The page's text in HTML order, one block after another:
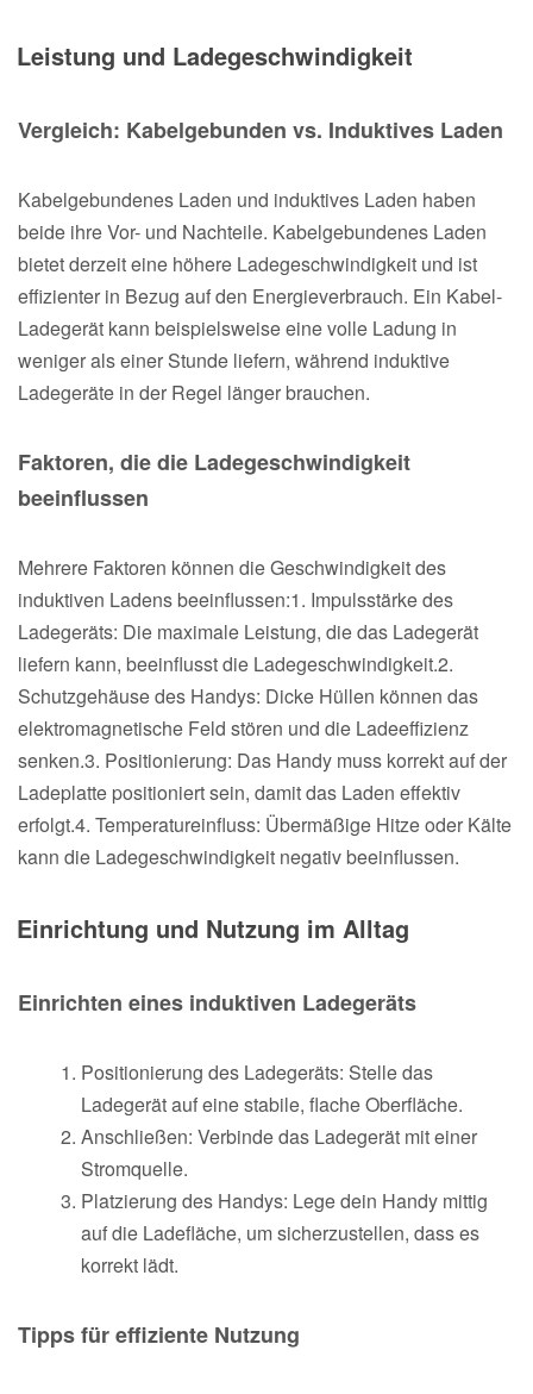
Leistung und Ladegeschwindigkeit
Vergleich: Kabelgebunden vs. Induktives Laden
Kabelgebundenes Laden und induktives Laden haben
beide ihre Vor- und Nachteile. Kabelgebundenes Laden
bietet derzeit eine höhere Ladegeschwindigkeit und ist
effizienter in Bezug auf den Energieverbrauch. Ein Kabel-
Ladegerät kann beispielsweise eine volle Ladung in
weniger als einer Stunde liefern, während induktive
Ladegeräte in der Regel länger brauchen.
Faktoren, die die Ladegeschwindigkeit
beeinflussen
Mehrere Faktoren können die Geschwindigkeit des
induktiven Ladens beeinflussen:1. Impulsstärke des
Ladegeräts: Die maximale Leistung, die das Ladegerät
liefern kann, beeinflusst die Ladegeschwindigkeit.2.
Schutzgehäuse des Handys: Dicke Hüllen können das
elektromagnetische Feld stören und die Ladeeffizienz
senken.3. Positionierung: Das Handy muss korrekt auf der
Ladeplatte positioniert sein, damit das Laden effektiv
erfolgt.4. Temperatureinfluss: Übermäßige Hitze oder Kälte
kann die Ladegeschwindigkeit negativ beeinflussen.
Einrichtung und Nutzung im Alltag
Einrichten eines induktiven Ladegeräts
Positionierung des Ladegeräts: Stelle das
Ladegerät auf eine stabile, flache Oberfläche.
Anschließen: Verbinde das Ladegerät mit einer
Stromquelle.
Platzierung des Handys: Lege dein Handy mittig
auf die Ladefläche, um sicherzustellen, dass es
korrekt lädt.
Tipps für effiziente Nutzung